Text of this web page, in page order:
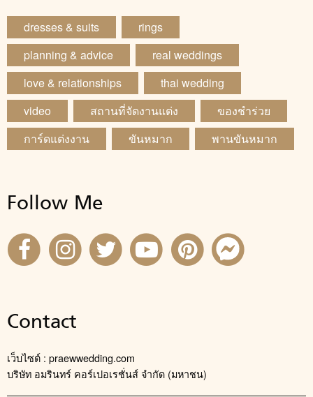
dresses & suits
rings
planning & advice
real weddings
love & relationships
thai wedding
video
สถานที่จัดงานแต่ง
ของชำร่วย
การ์ดแต่งงาน
ขันหมาก พานขันหมาก
Follow Me
Contact
เว็บไซต์ : praewwedding.com
บริษัท อมรินทร์ คอร์เปอเรชั่นส์ จำกัด (มหาชน)